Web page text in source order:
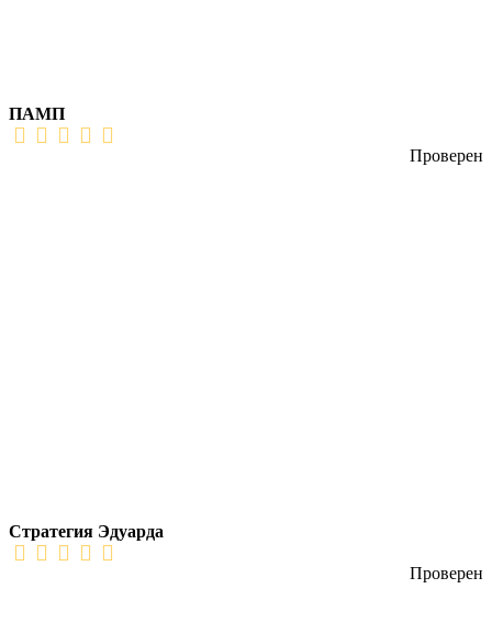
ПАМП
Проверен
Стратегия Эдуарда
Проверен